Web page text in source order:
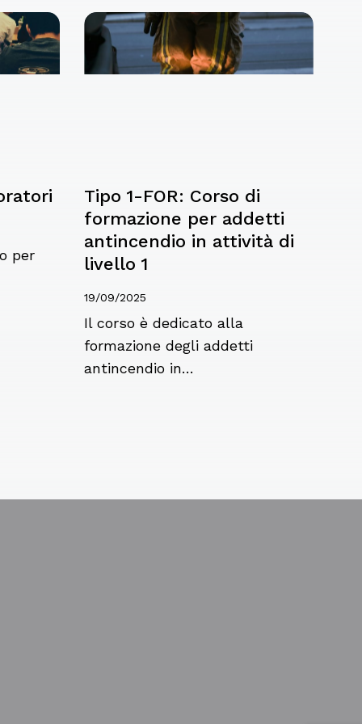
per
Tipo 1-FOR: Corso di
formazione per addetti
antincendio in attività di
livello 1
19/09/2025
Il corso è dedicato alla
formazione degli addetti
antincendio in…